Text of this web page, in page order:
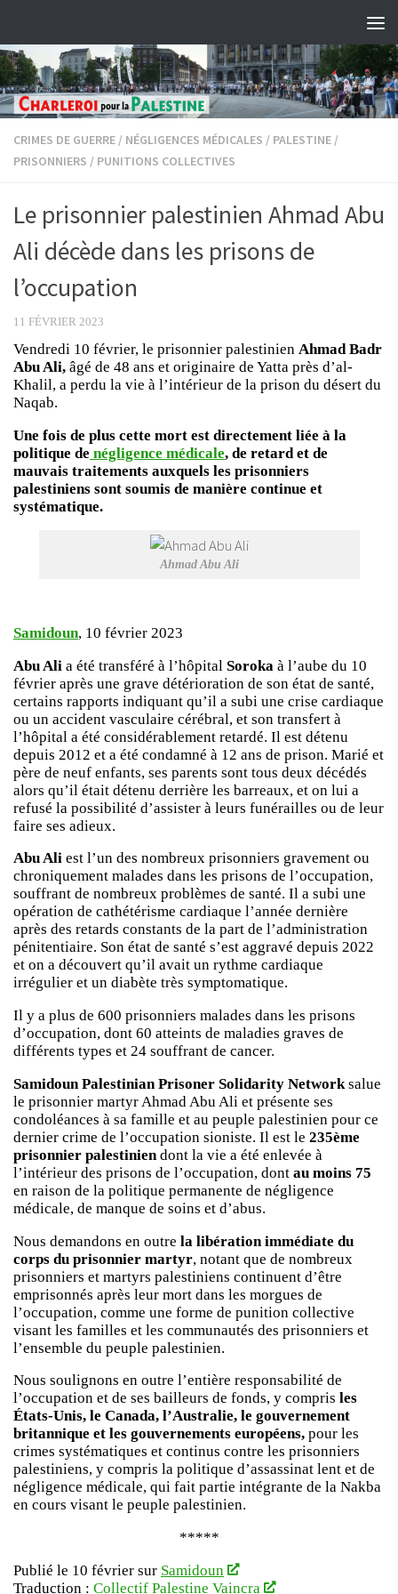
CRIMES DE GUERRE / NÉGLIGENCES MÉDICALES / PALESTINE /
PRISONNIERS / PUNITIONS COLLECTIVES
Le prisonnier palestinien Ahmad Abu
Ali décède dans les prisons de
l’occupation
11 FÉVRIER 2023
Vendredi 10 février, le prisonnier palestinien Ahmad Badr
Abu Ali, âgé de 48 ans et originaire de Yatta près d’al-
Khalil, a perdu la vie à l’intérieur de la prison du désert du
Naqab.
Une fois de plus cette mort est directement liée à la
politique de négligence médicale, de retard et de
mauvais traitements auxquels les prisonniers
palestiniens sont soumis de manière continue et
systématique.
Ahmad Abu Ali
Samidoun, 10 février 2023
Abu Ali a été transféré à l’hôpital Soroka à l’aube du 10
février après une grave détérioration de son état de santé,
certains rapports indiquant qu’il a subi une crise cardiaque
ou un accident vasculaire cérébral, et son transfert à
l’hôpital a été considérablement retardé. Il est détenu
depuis 2012 et a été condamné à 12 ans de prison. Marié et
père de neuf enfants, ses parents sont tous deux décédés
alors qu’il était détenu derrière les barreaux, et on lui a
refusé la possibilité d’assister à leurs funérailles ou de leur
faire ses adieux.
Abu Ali est l’un des nombreux prisonniers gravement ou
chroniquement malades dans les prisons de l’occupation,
souffrant de nombreux problèmes de santé. Il a subi une
opération de cathétérisme cardiaque l’année dernière
après des retards constants de la part de l’administration
pénitentiaire. Son état de santé s’est aggravé depuis 2022
et on a découvert qu’il avait un rythme cardiaque
irrégulier et un diabète très symptomatique.
Il y a plus de 600 prisonniers malades dans les prisons
d’occupation, dont 60 atteints de maladies graves de
différents types et 24 souffrant de cancer.
Samidoun Palestinian Prisoner Solidarity Networksalue
le prisonnier martyr Ahmad Abu Ali et présente ses
condoléances à sa famille et au peuple palestinien pour ce
dernier crime de l’occupation sioniste. Il est le 235ème
prisonnier palestiniendont la vie a été enlevée à
l’intérieur des prisons de l’occupation, dont au moins 75
en raison de la politique permanente de négligence
médicale, de manque de soins et d’abus.
Nous demandons en outre la libération immédiate du
corps du prisonnier martyr, notant que de nombreux
prisonniers et martyrs palestiniens continuent d’être
emprisonnés après leur mort dans les morgues de
l’occupation, comme une forme de punition collective
visant les familles et les communautés des prisonniers et
l’ensemble du peuple palestinien.
Nous soulignons en outre l’entière responsabilité de
l’occupation et de ses bailleurs de fonds, y compris les
États-Unis, le Canada, l’Australie, le gouvernement
britannique et les gouvernements européens, pour les
crimes systématiques et continus contre les prisonniers
palestiniens, y compris la politique d’assassinat lent et de
négligence médicale, qui fait partie intégrante de la Nakba
en cours visant le peuple palestinien.
*****
Publié le 10 février sur Samidoun
Traduction : Collectif Palestine Vaincra